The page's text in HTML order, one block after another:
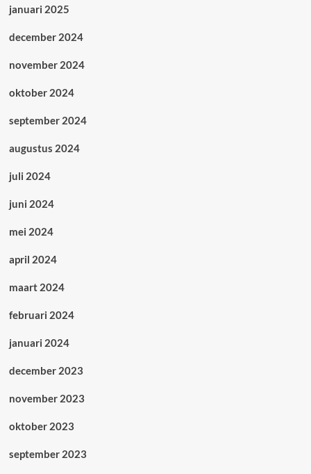
januari 2025
december 2024
november 2024
oktober 2024
september 2024
augustus 2024
juli 2024
juni 2024
mei 2024
april 2024
maart 2024
februari 2024
januari 2024
december 2023
november 2023
oktober 2023
september 2023